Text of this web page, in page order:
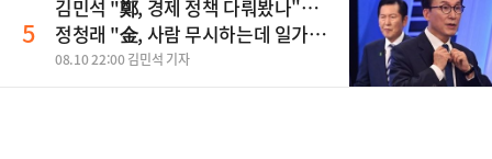
5
김민석 "鄭, 경제 정책 다뤄봤나"…
정청래 "金, 사람 무시하는데 일가견
있어"
08.10 22:00 김민석 기자